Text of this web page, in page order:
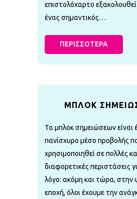
επιστολόχαρτο εξακολουθεί
ένας σημαντικός…
ΠΕΡΙΣΣΟΤΕΡΑ
ΜΠΛΟΚ
Τα μπλοκ σημειώσεων είναι
πανίσχυρο μέσο προβολής
χρησιμοποιηθεί σε πολλές
διαφορετικές περιστάσεις
λόγο: ακόμη και τώρα, στην
εποχή, όλοι έχουμε την